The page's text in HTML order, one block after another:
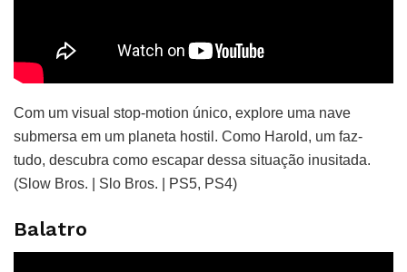
Com um visual stop-motion único, explore uma nave
submersa em um planeta hostil. Como Harold, um faz-
tudo, descubra como escapar dessa situação inusitada.
(Slow Bros. | Slo Bros. | PS5, PS4)
Balatro